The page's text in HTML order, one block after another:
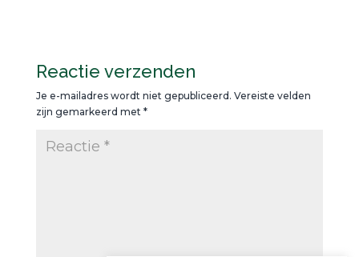
Reactie verzenden
Je e-mailadres wordt niet gepubliceerd. Vereiste velden
zijn gemarkeerd met *